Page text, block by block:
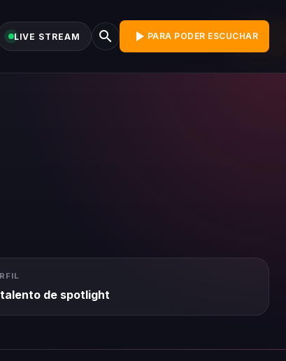
LIVE STREAM search play_arrow PARA PODER ESCUCHARsearch
talento de spotlight